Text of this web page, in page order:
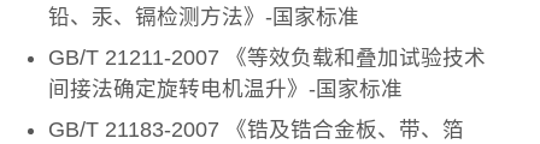
铅、汞、镉检测方法》-国家标准
GB/T 21211-2007 《等效负载和叠加试验技术
间接法确定旋转电机温升》-国家标准
GB/T 21183-2007 《锆及锆合金板、带、箔